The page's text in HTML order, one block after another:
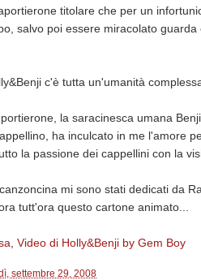
titolare che per un
salvo poi essere miracolato
c'è tutta un'umanità
la saracinesca umana
ha inculcato in me l'amore
la passione dei cappellini con la
mi sono stati dedicati da
tutt'ora questo cartone animato...
Video di Holly&Benji by Gem Boy
settembre 29, 2008